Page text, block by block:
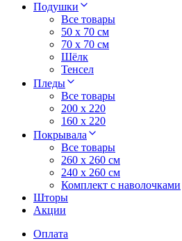
Подушки
Все товары
50 x 70 см
70 x 70 см
Шёлк
Тенсел
Пледы
Все товары
200 х 220
160 х 220
Покрывала
Все товары
260 x 260 см
240 х 260 см
Комплект с наволочками
Шторы
Акции
Оплата